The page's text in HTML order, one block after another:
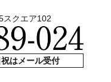
スクエア102
はメール受付